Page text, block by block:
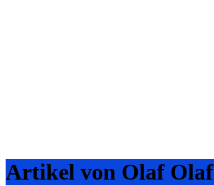
Artikel von Olaf Olaf